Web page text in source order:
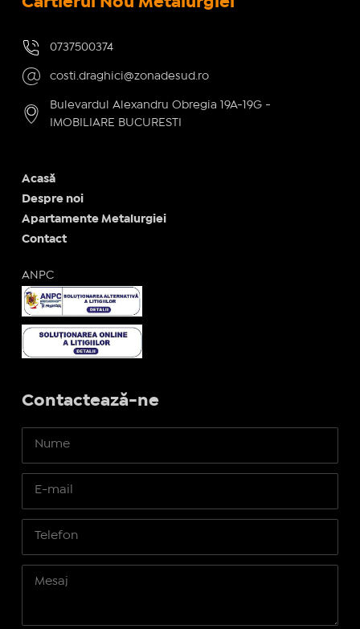
0737500374
costi.draghici@zonadesud.ro
Bulevardul Alexandru Obregia 19A-19G -
IMOBILIARE BUCURESTI
Acasă
Despre noi
Apartamente Metalurgiei
Contact
ANPC
Contactează-ne